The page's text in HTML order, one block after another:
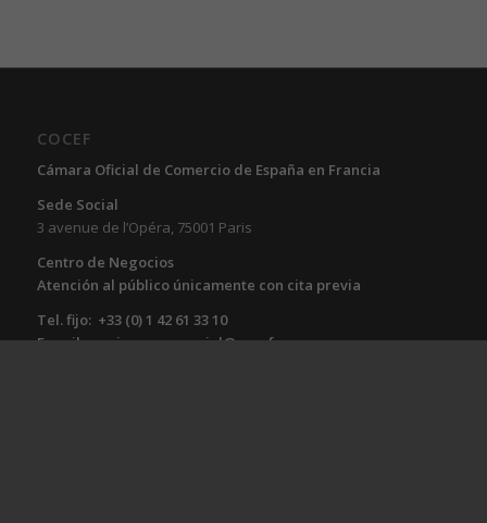
COCEF
Cámara Oficial de Comercio de España en Francia
Sede Social
3 avenue de l’Opéra, 75001 Paris
Centro de Negocios
Atención al público únicamente con cita previa
Tel. fijo: +33 (0) 1 42 61 33 10
E-mail: service.commercial@cocef.com